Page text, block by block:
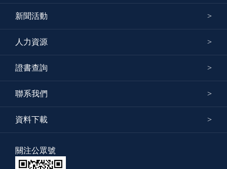
新聞活動
人力資源
證書查詢
聯系我們
資料下載
關注公眾號